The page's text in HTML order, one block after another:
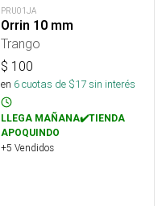
PRU01JA
Orrin 10 mm
Trango
$ 100
en 6cuotas de $17sin interés
LLEGA MAÑANA✔️TIENDA
APOQUINDO
+5 Vendidos